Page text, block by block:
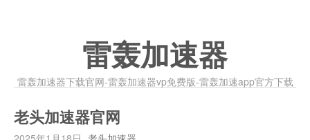
雷轰加速器
雷轰加速器下载官网-雷轰加速器vp免费版-雷轰加速app官方下载
老头加速器官网